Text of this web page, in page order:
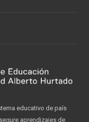
educativo de país
aprendizajes de